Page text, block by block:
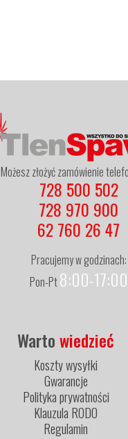
Możesz złożyć zamówienie
728 500 502
728 970 900
62 760 26 47
Pracujemy w godzinach:
Pon-Pt8:00-17:00
Wartowiedzieć
Koszty wysyłki
Gwarancje
Polityka prywatności
Klauzula RODO
Regulamin